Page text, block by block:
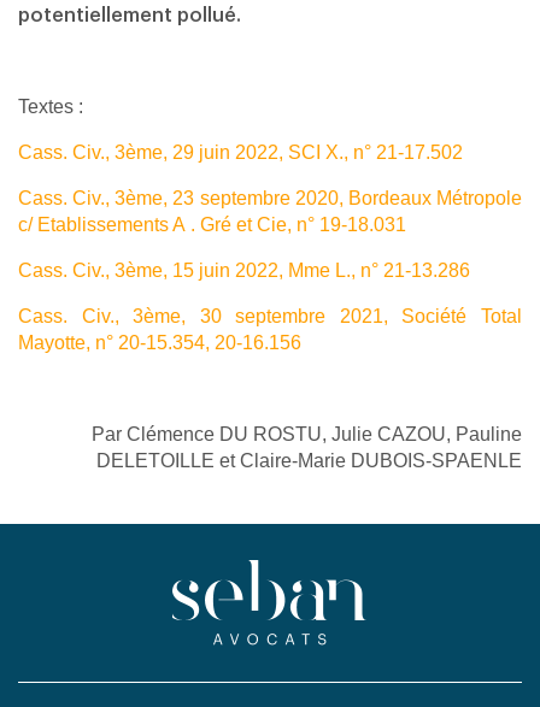
potentiellement pollué.
Textes :
Cass. Civ., 3ème, 29 juin 2022, SCI X., n° 21-17.502
Cass. Civ., 3ème, 23 septembre 2020, Bordeaux Métropole
c/ Etablissements A . Gré et Cie, n° 19-18.031
Cass. Civ., 3ème, 15 juin 2022, Mme L., n° 21-13.286
Cass. Civ., 3ème, 30 septembre 2021, Société Total
Mayotte, n° 20-15.354, 20-16.156
Par Clémence DU ROSTU, Julie CAZOU, Pauline
DELETOILLE et Claire-Marie DUBOIS-SPAENLE